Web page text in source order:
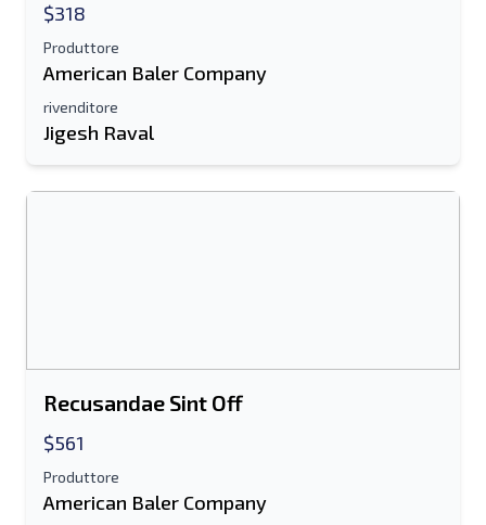
$318
Produttore
American Baler Company
rivenditore
Jigesh Raval
Recusandae Sint Off
$561
Produttore
American Baler Company
Il tuo nome completo
Informazioni aggiuntive
Spedire